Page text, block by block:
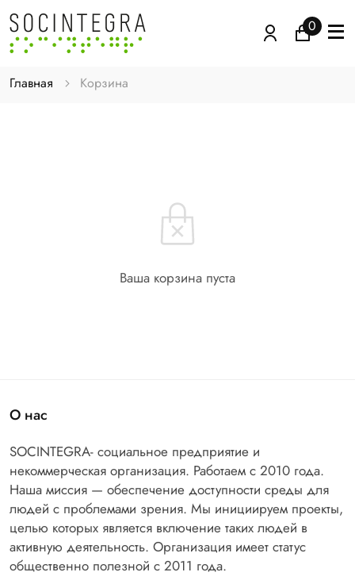
0
Главная Корзина
Ваша корзина пуста
О нас
SOCINTEGRA- социальное предприятие и
некоммерческая организация. Работаем с 2010 года.
Наша миссия — обеспечение доступности среды для
людей с проблемами зрения. Мы инициируем проекты,
целью которых является включение таких людей в
активную деятельность. Организация имеет статус
общественно полезной с 2011 года.